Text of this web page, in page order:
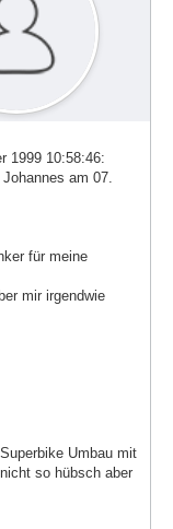
1999 10:58:46:
am 07.
für meine
mir irgendwie
Umbau mit
so hübsch aber